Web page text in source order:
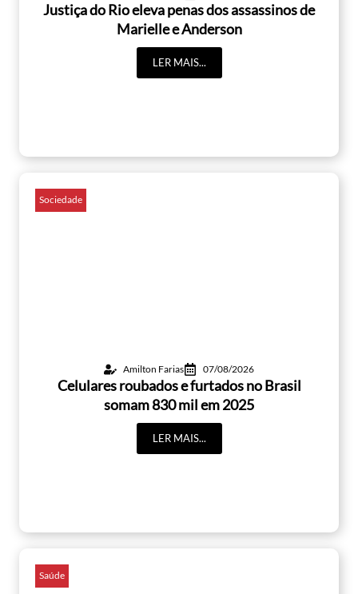
Justiça do Rio eleva penas dos assassinos de
Marielle e Anderson
LER MAIS...
Sociedade
Amilton Farias 07/08/2026
Celulares roubados e furtados no Brasil
somam 830 mil em 2025
LER MAIS...
Saúde